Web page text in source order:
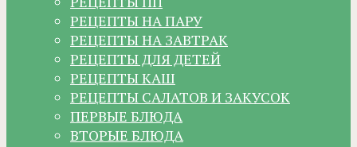
РЕЦЕПТЫ НА ПАРУ
РЕЦЕПТЫ НА ЗАВТРАК
РЕЦЕПТЫ ДЛЯ ДЕТЕЙ
РЕЦЕПТЫ КАШ
РЕЦЕПТЫ САЛАТОВ И ЗАКУСОК
ПЕРВЫЕ БЛЮДА
ВТОРЫЕ БЛЮДА